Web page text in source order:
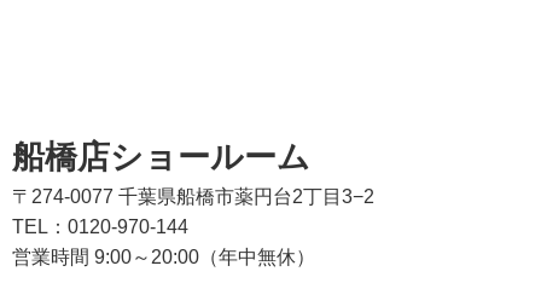
船橋店ショールーム
〒274-0077 千葉県船橋市薬円台2丁目3−2
TEL：0120-970-144
営業時間 9:00～20:00（年中無休）